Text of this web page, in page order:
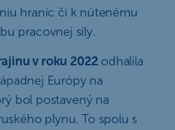
hraníc či k nútenému
pracovnej sily.
v roku 2022odhalila
Európy na
bol postavený na
plynu. To spolu s